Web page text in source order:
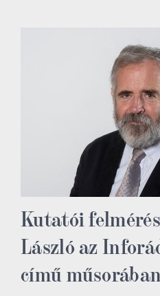
Kutatói
László az
című műsorában